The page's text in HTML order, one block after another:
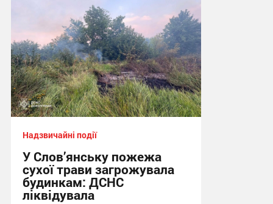
Надзвичайні події
У Слов’янську пожежа
сухої трави загрожувала
будинкам: ДСНС
ліквідувала